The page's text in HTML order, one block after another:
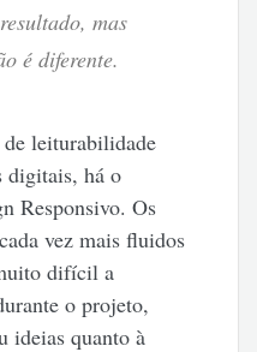
mas
é diferente.
leiturabilidade
digitais, há o
Responsivo. Os
vez mais fluidos
difícil a
o projeto,
ideias quanto à